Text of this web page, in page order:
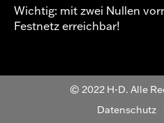
Wichtig: mit zwei Nullen
Festnetz erreichbar!
© 2022 H-D. Alle
Datenschutz